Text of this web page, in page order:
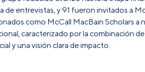
entrevistas, y 91 fueron invitados a
como McCall MacBain Scholars a
caracterizado por la combinación
y una visión clara de impacto.